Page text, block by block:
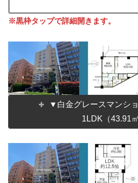
※黒枠タップで詳細開きます。
▼白金グレースマンシ
1LDK（43.91㎡